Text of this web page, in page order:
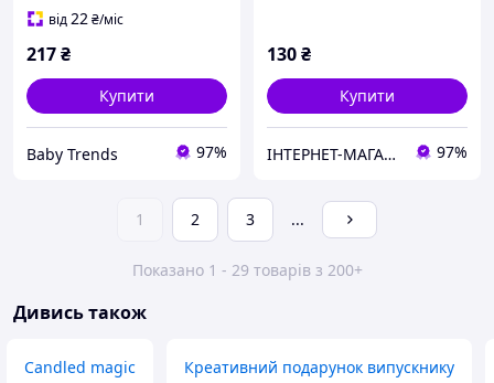
від22₴/міс
217₴
Купити
Baby Trends 97%
130₴
Купити
IНТЕРНЕТ-МАГАЗИН "МІЙ ДОМОВИЙ" 97%
1 2 3 ...
Показано 1 - 29 товарів з 200+
Дивись також
Candled magic Креативний подарунок випускнику